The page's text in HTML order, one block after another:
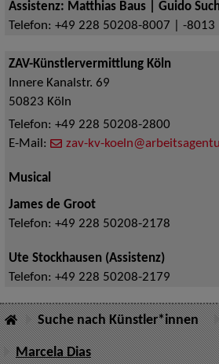
Assistenz: Matthias Baus | Guido
Telefon: +49 228 50208-8007 | -8013
ZAV-Künstlervermittlung Köln
Innere Kanalstr. 69
50823 Köln
Telefon: +49 228 50208-2800
E-Mail:
zav-kv-
Musical
James de Groot
Telefon: +49 228 50208-2178
Ute Stockhausen (Assistenz)
Telefon: +49 228 50208-2179
Suche nach Künstler*innen
Marcela Dias